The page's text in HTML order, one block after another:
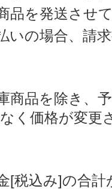
品を発送させ
いの場合、請
商品を除き、
く価格が変更
[税込み]の合